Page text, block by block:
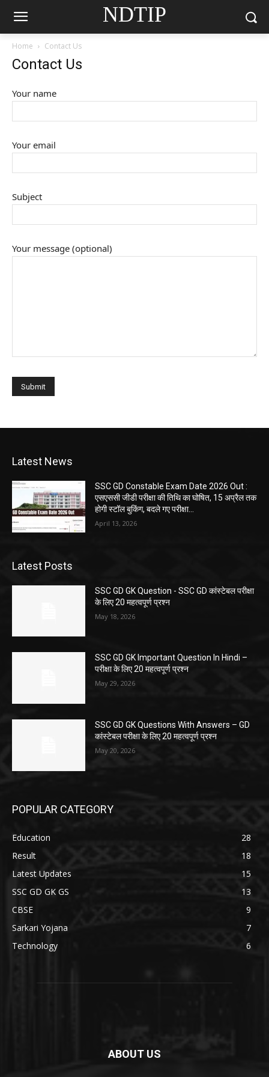
NDTIP
Home Contact Us
Contact Us
Your name
Your email
Subject
Your message (optional)
Latest News
SSC GD Constable Exam Date 2026 Out :
एसएससी जीडी परीक्षा की तिथि का घोषित, 15 अप्रैल तक
होगी स्टॉल बुकिंग, बदले गए परीक्षा...
April 13, 2026
Latest Posts
SSC GD GK Question ​- SSC GD कांस्टेबल परीक्षा
के लिए 20 महत्वपूर्ण प्रश्न
May 18, 2026
SSC GD GK Important Question In Hindi –
परीक्षा के लिए 20 महत्वपूर्ण प्रश्न
May 29, 2026
SSC GD GK Questions With Answers – GD
कांस्टेबल परीक्षा के लिए 20 महत्वपूर्ण प्रश्न
May 20, 2026
POPULAR CATEGORY
Education
28
Result
18
Latest Updates
15
SSC GD GK GS
13
CBSE
9
Sarkari Yojana
7
Technology
6
ABOUT US